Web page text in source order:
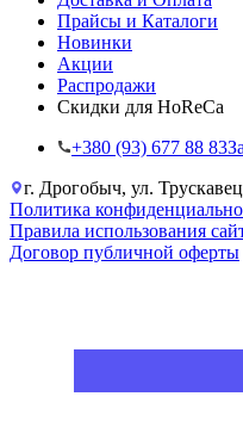
Прайсы и Каталоги
Новинки
Акции
Распродажи
Скидки для HoReCa
+38‎0 (93) 677 88 83
г. Дрогобыч, ул.
Политика
Правила использования
Договор публичной оферты